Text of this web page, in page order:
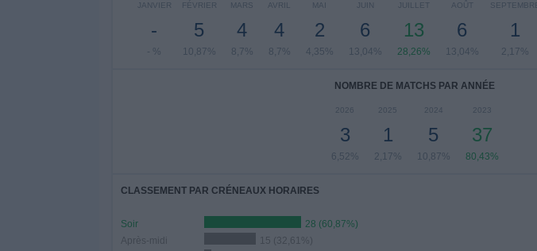
JANVIER
-
- %
FÉVRIER
5
10,87%
MARS
4
8,7%
AVRIL
4
8,7%
MAI
2
4,35%
JUIN
6
13,04%
JUILLET
13
28,26%
AOÛT
6
13,04%
SEPTEMBRE
1
2,17%
NOMBRE DE MATCHS PAR ANNÉE
2026
3
6,52%
2025
1
2,17%
2024
5
10,87%
2023
37
80,43%
CLASSEMENT PAR CRÉNEAUX HORAIRES
Soir
28 (60,87%)
Après-midi
15 (32,61%)